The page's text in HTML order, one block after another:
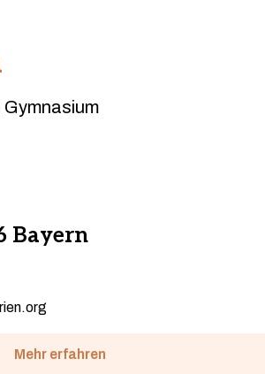
Gymnasium
Bayern
Mehr erfahren